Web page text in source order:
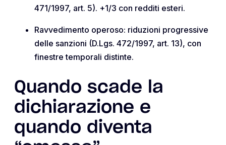
471/1997, art. 5). +1/3 con redditi esteri.
Ravvedimento operoso: riduzioni progressive
delle sanzioni (D.Lgs. 472/1997, art. 13), con
finestre temporali distinte.
Quando scade la
dichiarazione e
quando diventa